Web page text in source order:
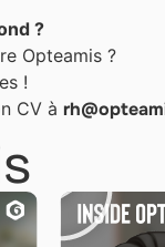
?
Opteamis ?
!
CV à